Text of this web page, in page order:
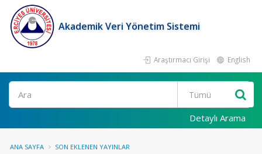
Akademik Veri Yönetim Sistemi
Araştırmacı Girişi English
Ara
Detaylı Arama
ANA SAYFA SON EKLENEN YAYINLAR